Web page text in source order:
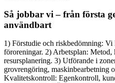
Så jobbar vi – från första
användbart
1) Förstudie och riskbedömning: Vi
föroreningar. 2) Arbetsplan: Metod,
resursplanering. 3) Utförande i
grovrengöring, maskinbearbetning
Kvalitetskontroll: Egenkontroll,